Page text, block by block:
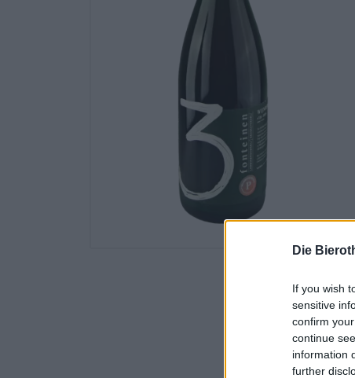
Die
If you wish
sensitive
confirm
continue
information
further